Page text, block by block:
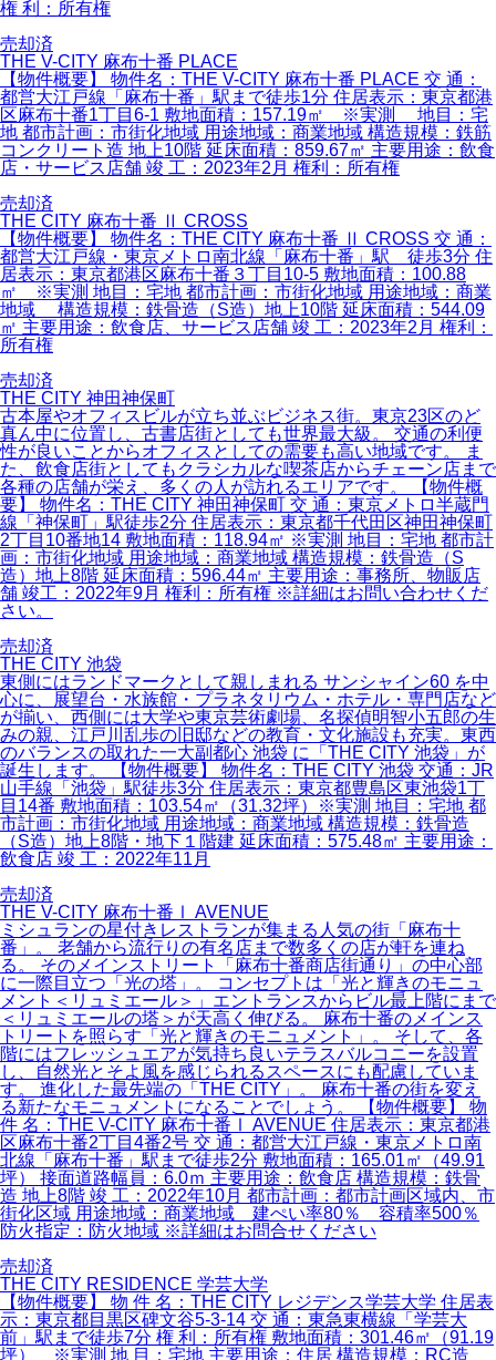
権 利：所有権
売却済
THE V-CITY 麻布十番 PLACE
【物件概要】 物件名：THE V-CITY 麻布十番 PLACE 交 通：
都営大江戸線「麻布十番」駅まで徒歩1分 住居表示：東京都港
区麻布十番1丁目6-1 敷地面積：157.19㎡ ※実測 地目：宅
地 都市計画：市街化地域 用途地域：商業地域 構造規模：鉄筋
コンクリート造 地上10階 延床面積：859.67㎡ 主要用途：飲食
店・サービス店舗 竣 工：2023年2月 権利：所有権
売却済
THE CITY 麻布十番 Ⅱ CROSS
【物件概要】 物件名：THE CITY 麻布十番 Ⅱ CROSS 交 通：
都営大江戸線・東京メトロ南北線「麻布十番」駅 徒歩3分 住
居表示：東京都港区麻布十番３丁目10-5 敷地面積：100.88
㎡ ※実測 地目：宅地 都市計画：市街化地域 用途地域：商業
地域 構造規模：鉄骨造（S造）地上10階 延床面積：544.09
㎡ 主要用途：飲食店、サービス店舗 竣 工：2023年2月 権利：
所有権
売却済
THE CITY 神田神保町
古本屋やオフィスビルが立ち並ぶビジネス街。東京23区のど
真ん中に位置し、古書店街としても世界最大級。 交通の利便
性が良いことからオフィスとしての需要も高い地域です。 ま
た、飲食店街としてもクラシカルな喫茶店からチェーン店まで
各種の店舗が栄え、多くの人が訪れるエリアです。 【物件概
要】 物件名：THE CITY 神田神保町 交 通：東京メトロ半蔵門
線「神保町」駅徒歩2分 住居表示：東京都千代田区神田神保町
2丁目10番地14 敷地面積：118.94㎡ ※実測 地目：宅地 都市計
画：市街化地域 用途地域：商業地域 構造規模：鉄骨造（S
造）地上8階 延床面積：596.44㎡ 主要用途：事務所、物販店
舗 竣工：2022年9月 権利：所有権 ※詳細はお問い合わせくだ
さい。
売却済
THE CITY 池袋
東側にはランドマークとして親しまれる サンシャイン60 を中
心に、展望台・水族館・プラネタリウム・ホテル・専門店など
が揃い、西側には大学や東京芸術劇場、名探偵明智小五郎の生
みの親、江戸川乱歩の旧邸などの教育・文化施設も充実。東西
のバランスの取れた一大副都心 池袋 に「THE CITY 池袋」が
誕生します。 【物件概要】 物件名：THE CITY 池袋 交通：JR
山手線「池袋」駅徒歩3分 住居表示：東京都豊島区東池袋1丁
目14番 敷地面積：103.54㎡（31.32坪）※実測 地目：宅地 都
市計画：市街化地域 用途地域：商業地域 構造規模：鉄骨造
（S造）地上8階・地下１階建 延床面積：575.48㎡ 主要用途：
飲食店 竣 工：2022年11月
売却済
THE V-CITY 麻布十番Ⅰ AVENUE
ミシュランの星付きレストランが集まる人気の街「麻布十
番」。 老舗から流行りの有名店まで数多くの店が軒を連ね
る。 そのメインストリート「麻布十番商店街通り」の中心部
に一際目立つ「光の塔」。 コンセプトは「光と輝きのモニュ
メント＜リュミエール＞」エントランスからビル最上階にまで
＜リュミエールの塔＞が天高く伸びる。 麻布十番のメインス
トリートを照らす「光と輝きのモニュメント」。 そして、各
階にはフレッシュエアが気持ち良いテラスバルコニーを設置
し、自然光とそよ風を感じられるスペースにも配慮していま
す。 進化した最先端の「THE CITY」。 麻布十番の街を変え
る新たなモニュメントになることでしょう。 【物件概要】 物
件 名：THE V-CITY 麻布十番Ⅰ AVENUE 住居表示：東京都港
区麻布十番2丁目4番2号 交 通：都営大江戸線・東京メトロ南
北線「麻布十番」駅まで徒歩2分 敷地面積：165.01㎡（49.91
坪） 接面道路幅員：6.0ｍ 主要用途：飲食店 構造規模：鉄骨
造 地上8階 竣 工：2022年10月 都市計画：都市計画区域内、市
街化区域 用途地域：商業地域 建ぺい率80％ 容積率500％
防火指定：防火地域 ※詳細はお問合せください
売却済
THE CITY RESIDENCE 学芸大学
【物件概要】 物 件 名：THE CITY レジデンス学芸大学 住居表
示：東京都目黒区碑文谷5-3-14 交 通：東急東横線「学芸大
前」駅まで徒歩7分 権 利：所有権 敷地面積：301.46㎡（91.19
坪） ※実測 地 目：宅地 主要用途：住居 構造規模：RC造